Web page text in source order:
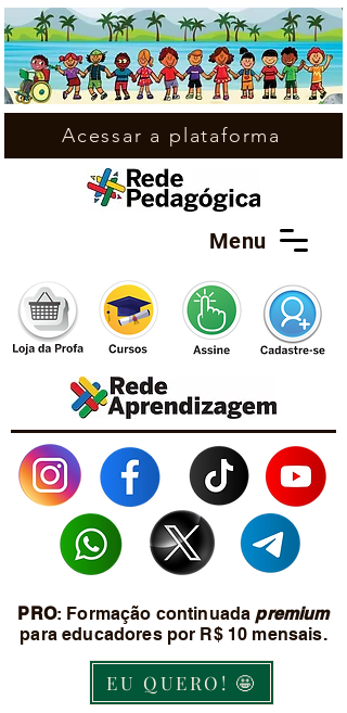
Menu
PRO: Formação continuada premium
para educadores por R$ 10 mensais.
EU QUERO! 🤩
Acessar a plataforma